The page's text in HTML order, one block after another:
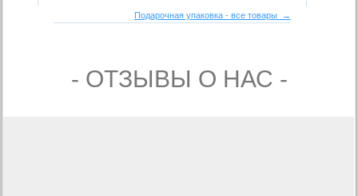
Подарочная упаковка - все товары →
- ОТЗЫВЫ О НАС -